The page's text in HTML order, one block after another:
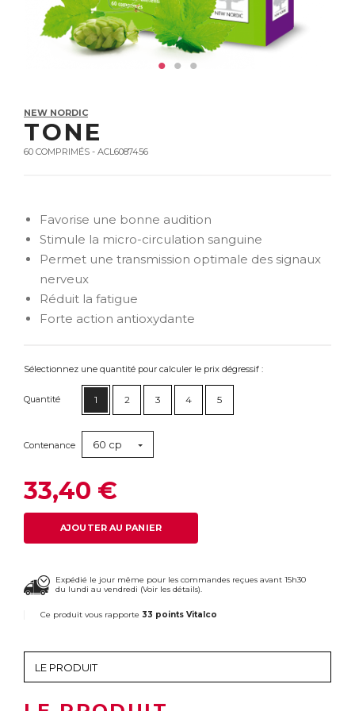
NEW NORDIC
TONE
60 COMPRIMÉS - ACL6087456
Favorise une bonne audition
Stimule la micro-circulation sanguine
Permet une transmission optimale des signaux
nerveux
Réduit la fatigue
Forte action antioxydante
Sélectionnez une quantité pour calculer le prix dégressif :
Quantité 1 2 3 4 5
Contenance 60 cp
33,40 €
AJOUTER AU PANIER
Expédié le jour même pour les commandes reçues avant 15h30
du lundi au vendredi (Voir les détails).
Ce produit vous rapporte 33 points Vitalco